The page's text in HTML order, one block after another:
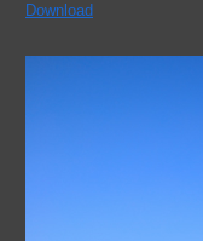
Download